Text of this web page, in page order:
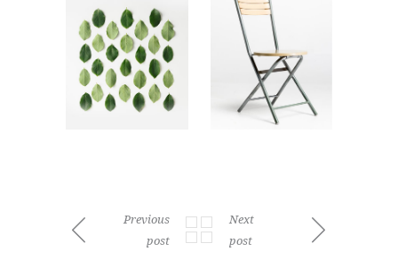
Previous
post
Next
post